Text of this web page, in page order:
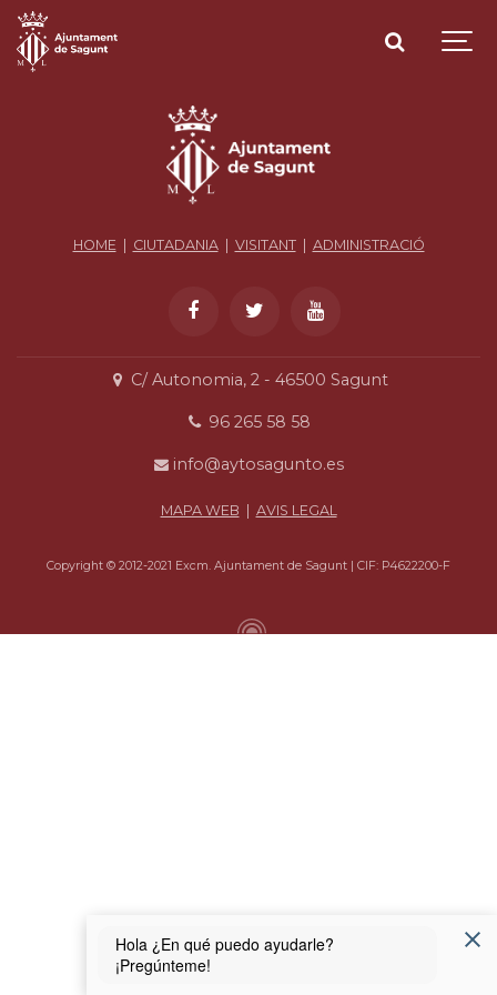
HOME CIUTADANIA| VISITANT| ADMINISTRACIÓ
C/ Autonomia, 2 - 46500 Sagunt
96 265 58 58
info@aytosagunto.es
MAPA WEB | AVIS LEGAL
Copyright © 2012-2021 Excm. Ajuntament de Sagunt | CIF: P4622200-F